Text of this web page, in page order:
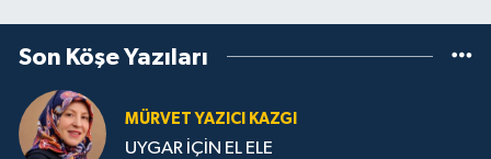
Son Köşe Yazıları
MÜRVET YAZICI KAZGI
UYGAR İÇİN EL ELE